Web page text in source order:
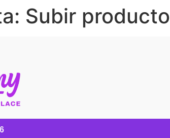
Subir producto